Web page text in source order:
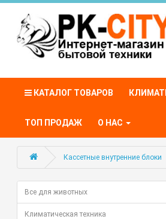
КАТАЛОГ ТОВАРОВ
ТОП ПРОДАЖ О НАС
Кассетные внутренние блоки
Все для животных
Климатическая техника